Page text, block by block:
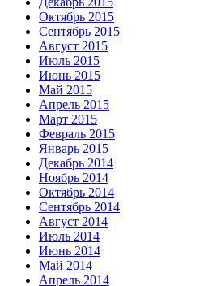
Октябрь 2015
Сентябрь 2015
Август 2015
Июль 2015
Июнь 2015
Май 2015
Апрель 2015
Март 2015
Февраль 2015
Январь 2015
Декабрь 2014
Ноябрь 2014
Октябрь 2014
Сентябрь 2014
Август 2014
Июль 2014
Июнь 2014
Май 2014
Апрель 2014